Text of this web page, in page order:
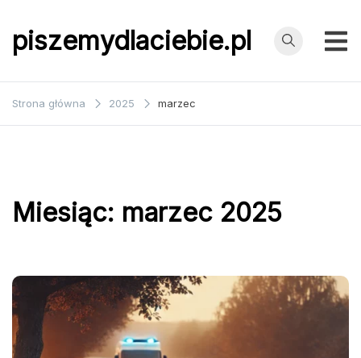
do
treścipiszemydlaciebie.pl
Strona główna 2025 marzec
Miesiąc: marzec 2025